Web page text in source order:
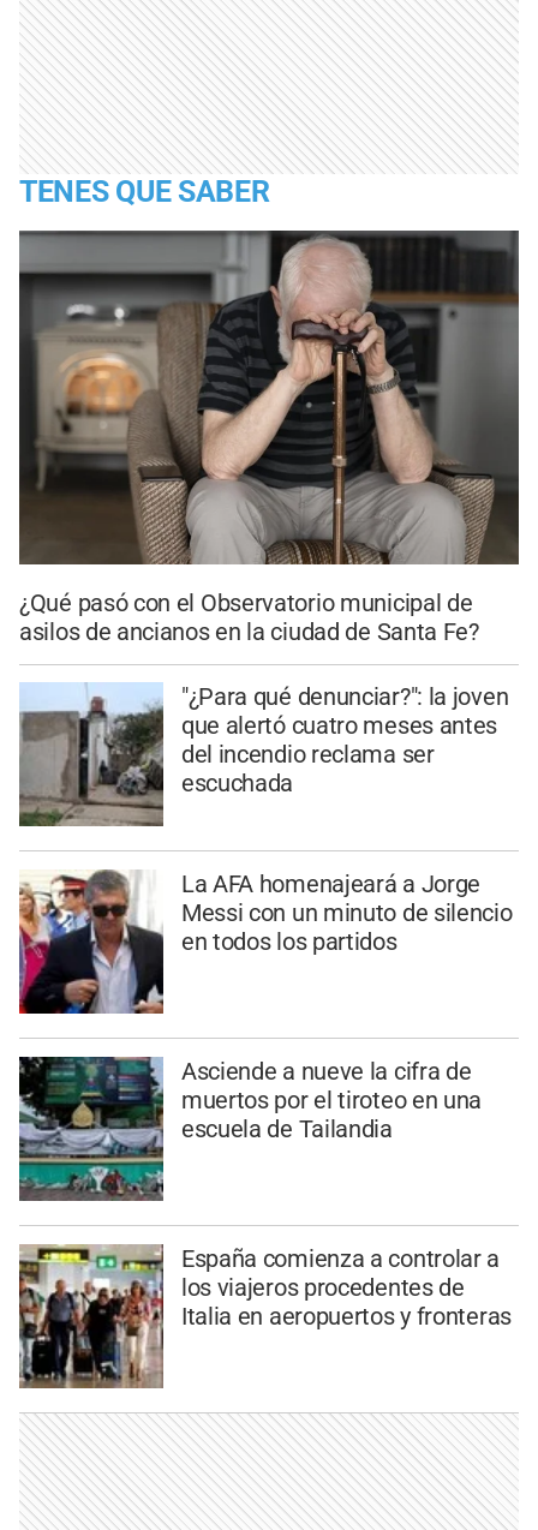
TENES QUE SABER
¿Qué pasó con el Observatorio municipal de
asilos de ancianos en la ciudad de Santa Fe?
"¿Para qué denunciar?": la joven
que alertó cuatro meses antes
del incendio reclama ser
escuchada
La AFA homenajeará a Jorge
Messi con un minuto de silencio
en todos los partidos
Asciende a nueve la cifra de
muertos por el tiroteo en una
escuela de Tailandia
España comienza a controlar a
los viajeros procedentes de
Italia en aeropuertos y fronteras